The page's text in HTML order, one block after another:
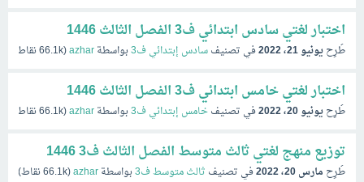
اختبار لغتي سادس ابتدائي ف3 الفصل الثالث 1446
طُرِحيونيو 21، 2022 في تصنيفسادس إبتدائي ف3 بواسطةazhar
(
66.1kنقاط)
اختبار لغتي خامس ابتدائي ف3 الفصل الثالث 1446
طُرِحيونيو 20، 2022 في تصنيفخامس إبتدائي ف3 بواسطةazhar
(
66.1kنقاط)
توزيع منهج لغتي ثالث متوسط الفصل الثالث ف3 1446
طُرِح مارس 20، 2022 في تصنيف ثالث متوسط ف3 بواسطةazhar
(
66.1kنقاط)